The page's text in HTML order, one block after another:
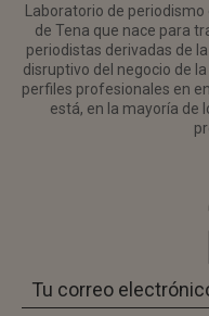
Laboratorio de
de Tena que nace para
periodistas derivadas de
disruptivo del negocio de
perfiles profesionales en
está, en la mayoría de